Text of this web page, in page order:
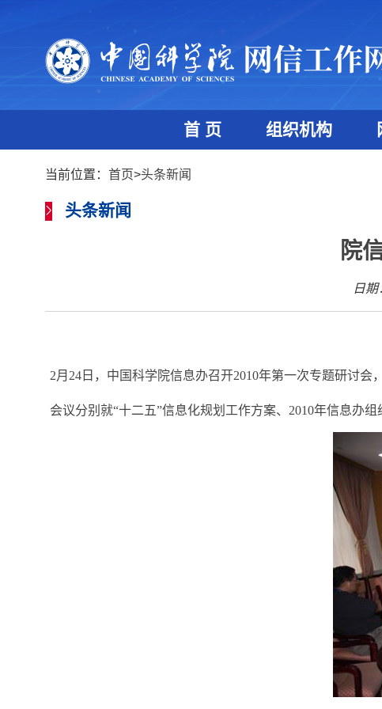
首 页 组织机构
当前位置： 首页>头条新闻
头条新闻
院
日期
2月24日，中国科学院信息办召开2010年第一次专题研讨
会议分别就“十二五”信息化规划工作方案、2010年信息办